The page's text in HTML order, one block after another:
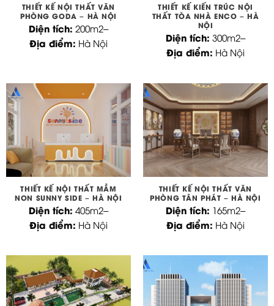
THIẾT KẾ NỘI THẤT VĂN
PHÒNG GODA – HÀ NỘI
Diện tích: 200m2–
Địa điểm: Hà Nội
THIẾT KẾ KIẾN TRÚC NỘI
THẤT TÒA NHÀ ENCO – HÀ
NỘI
Diện tích: 300m2–
Địa điểm: Hà Nội
THIẾT KẾ NỘI THẤT MẦM
NON SUNNY SIDE – HÀ NỘI
Diện tích: 405m2–
Địa điểm: Hà Nội
THIẾT KẾ NỘI THẤT VĂN
PHÒNG TÂN PHÁT – HÀ NỘI
Diện tích: 165m2–
Địa điểm: Hà Nội